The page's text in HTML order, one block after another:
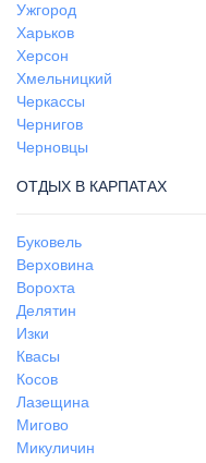
Ужгород
Харьков
Херсон
Хмельницкий
Черкассы
Чернигов
Черновцы
ОТДЫХ В КАРПАТАХ
Буковель
Верховина
Ворохта
Делятин
Изки
Квасы
Косов
Лазещина
Мигово
Микуличин